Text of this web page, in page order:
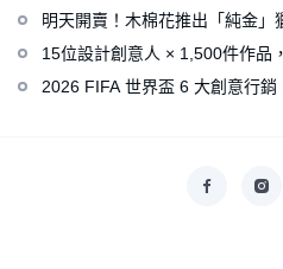
梅西、姆巴佩、C 羅化身樂高人
明天開賣！木棉花推出「純金」
連載再開、集英社打造獵人專用
15位設計創意人 × 1,500件作品
計師與電力的創意對話
2026 FIFA 世界盃 6 大創意行銷